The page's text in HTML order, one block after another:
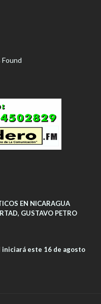
EN NICARAGUA
GUSTAVO PETRO
iniciará este 16 de agosto